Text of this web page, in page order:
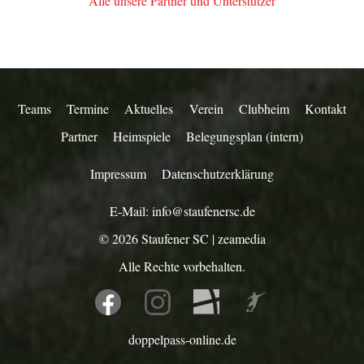
Teams Termine Aktuelles Verein Clubheim
Kontakt
Partner
Heimspiele Belegungsplan (intern)
Impressum Datenschutzerklärung
E-Mail: info@staufenersc.de
© 2026Staufener SC |zeamedia
Alle Rechte vorbehalten.
doppelpass-online.de